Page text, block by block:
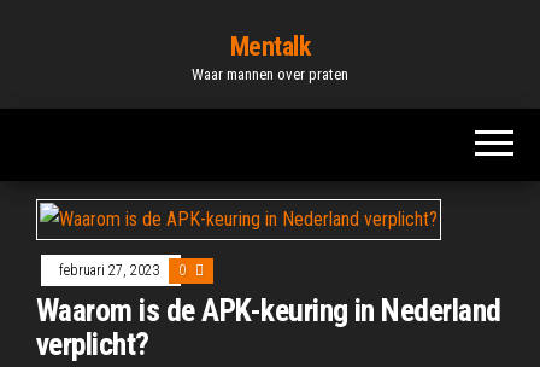
inhoud
Mentalk
Waar mannen over praten
februari 27, 2023 0
Waarom is de APK-keuring in Nederland
verplicht?